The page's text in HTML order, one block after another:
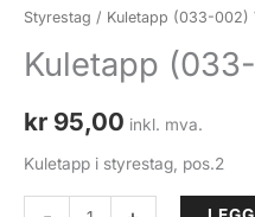
Styrestag / Kuletapp (033-002)
Kuletapp
kr 95,00 inkl. mva.
Kuletapp i styrestag, pos.2
Kuletapp